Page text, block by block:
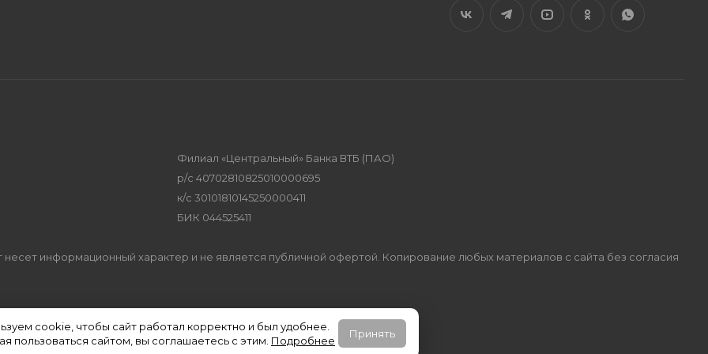
cookie, чтобы сайт работал корректно и был удобнее.
пользоваться сайтом, вы соглашаетесь с этим. Подробнее
Принять
Филиал «Центральный» Банка ВТБ (ПАО)
р/с 40702810825010000695
к/с 30101810145250000411
БИК 044525411
информационный характер и не является публичной офертой. Копирование любых материалов с сайта без согласия